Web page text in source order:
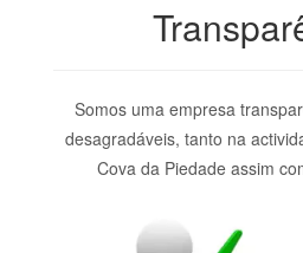
Somos uma empresa
desagradáveis, tanto na
Cova da Piedade assim